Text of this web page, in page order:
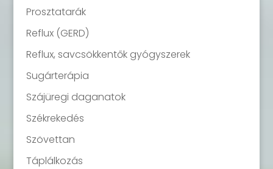
Prosztatarák
Reflux (GERD)
Reflux, savcsökkentők gyógyszerek
Sugárterápia
Szájüregi daganatok
Székrekedés
Szövettan
Táplálkozás